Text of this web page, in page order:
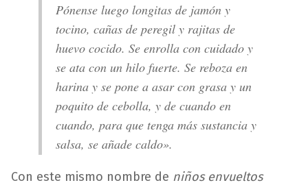
Pónense luego longitas de jamón y
tocino, cañas de peregil y rajitas de
huevo cocido. Se enrolla con cuidado y
se ata con un hilo fuerte. Se reboza en
harina y se pone a asar con grasa y un
poquito de cebolla, y de cuando en
cuando, para que tenga más sustancia y
salsa, se añade caldo».
Con este mismo nombre de niños envueltos